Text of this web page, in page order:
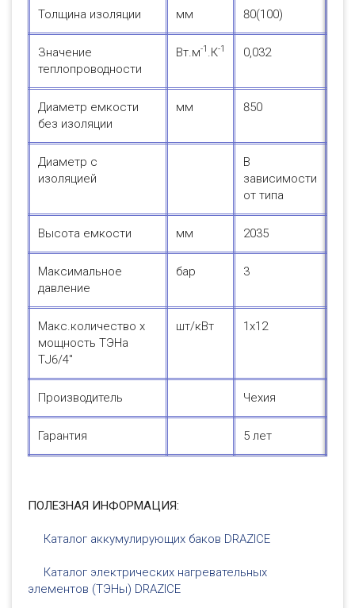
Толщина изоляции мм 80(100)
Значение
теплопроводности
Вт.м-1 .К-1 0,032
Диаметр емкости
без изоляции
мм 850
Диаметр с
изоляцией
В
зависимости
от типа
Высота емкости мм 2035
Максимальное
давление
бар 3
Макс.количество х
мощность ТЭНа
ТJ6/4"
шт/кВт 1х12
Производитель Чехия
Гарантия 5 лет
ПОЛЕЗНАЯ ИНФОРМАЦИЯ:
Каталог аккумулирующих баков DRAZICE
Каталог электрических нагревательных
элементов (ТЭНы) DRAZICE